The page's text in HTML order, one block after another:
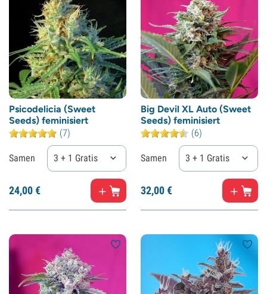
Psicodelicia (Sweet
Seeds) feminisiert
(7)
Samen 3 + 1 Gratis
24,00€
Big Devil XL Auto (Sweet
Seeds) feminisiert
(6)
Samen 3 + 1 Gratis
32,00€